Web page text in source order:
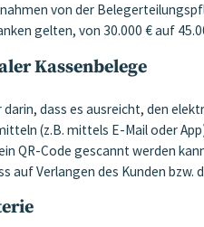
von der
gelten, von 30.000 € auf
Kassenbelege
dass es ausreicht, den
(z.B. mittels E-Mail oder
QR-Code gescannt werden
auf Verlangen des Kunden